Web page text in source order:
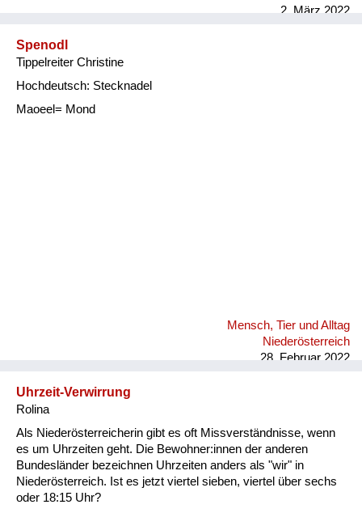
2. März 2022
Spenodl
Tippelreiter Christine
Hochdeutsch: Stecknadel
Maoeel= Mond
Mensch, Tier und Alltag
Niederösterreich
28. Februar 2022
Uhrzeit-Verwirrung
Rolina
Als Niederösterreicherin gibt es oft Missverständnisse, wenn
es um Uhrzeiten geht. Die Bewohner:innen der anderen
Bundesländer bezeichnen Uhrzeiten anders als "wir" in
Niederösterreich. Ist es jetzt viertel sieben, viertel über sechs
oder 18:15 Uhr?